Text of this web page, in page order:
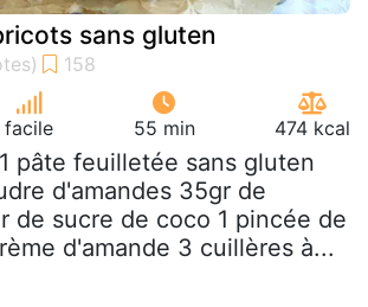
sans gluten
facile 55 min 474 kcal
pâte feuilletée sans gluten
d'amandes 35gr de
de sucre de coco 1 pincée de
d'amande 3 cuillères à...